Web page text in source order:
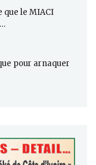
que le MIACI
pour arnaquer